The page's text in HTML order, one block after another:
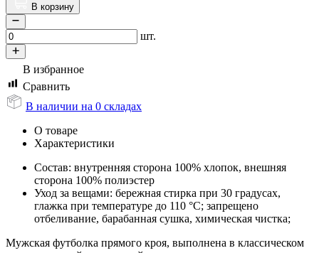
В корзину
шт.
В избранное
Сравнить
В наличии на 0 складах
О товаре
Характеристики
Состав: внутренняя сторона 100% хлопок, внешняя
сторона 100% полиэстер
Уход за вещами: бережная стирка при 30 градусах,
глажка при температуре до 110 °C; запрещено
отбеливание, барабанная сушка, химическая чистка;
Мужская футболка прямого кроя, выполнена в классическом